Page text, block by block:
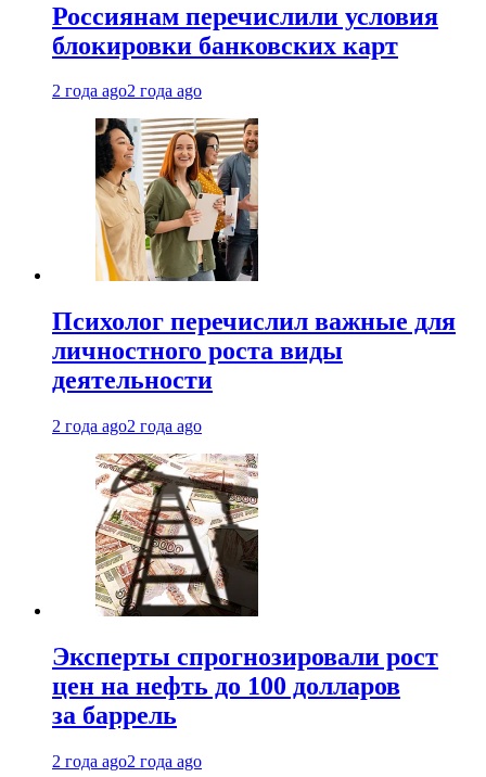
Россиянам перечислили условия
блокировки банковских карт
2 года ago2 года ago
Психолог перечислил важные для
личностного роста виды
деятельности
2 года ago2 года ago
Эксперты спрогнозировали рост
цен на нефть до 100 долларов
за баррель
2 года ago2 года ago